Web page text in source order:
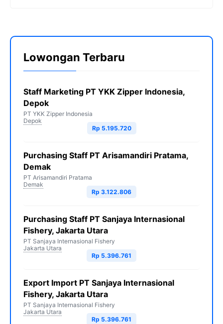
Lowongan Terbaru
Staff Marketing PT YKK Zipper Indonesia,
Depok
PT YKK Zipper Indonesia
Depok
Rp 5.195.720
Purchasing Staff PT Arisamandiri Pratama,
Demak
PT Arisamandiri Pratama
Demak
Rp 3.122.806
Purchasing Staff PT Sanjaya Internasional
Fishery, Jakarta Utara
PT Sanjaya Internasional Fishery
Jakarta Utara
Rp 5.396.761
Export Import PT Sanjaya Internasional
Fishery, Jakarta Utara
PT Sanjaya Internasional Fishery
Jakarta Utara
Rp 5.396.761